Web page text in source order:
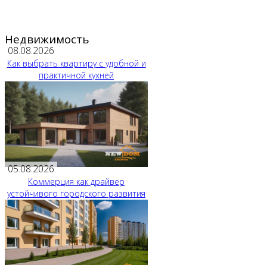
Недвижимость
08.08.2026
Как выбрать квартиру с удобной и
практичной кухней
05.08.2026
Коммерция как драйвер
устойчивого городского развития